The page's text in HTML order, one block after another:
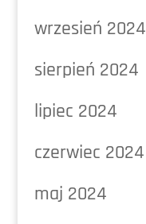
wrzesień 2024
sierpień 2024
lipiec 2024
czerwiec 2024
maj 2024